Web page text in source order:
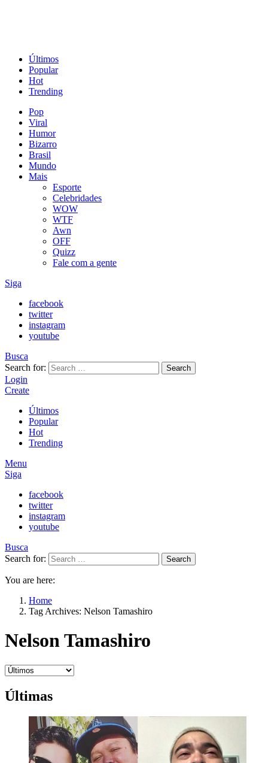
Últimos
Popular
Hot
Trending
Pop
Viral
Humor
Bizarro
Brasil
Mundo
Mais
Esporte
Celebridades
WOW
WTF
Awn
OFF
Quizz
Fale com a gente
Siga
facebook
twitter
instagram
youtube
Busca
Search for:
Search
Login
Create
Últimos
Popular
Hot
Trending
Menu
Siga
facebook
twitter
instagram
youtube
Busca
Search for:
Search
You are here:
Home
Tag Archives: Nelson Tamashiro
Nelson Tamashiro
Últimas